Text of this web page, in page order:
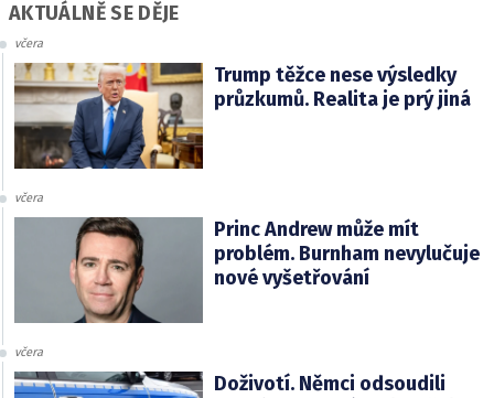
AKTUÁLNĚ SE DĚJE
včera
Trump těžce nese výsledky
průzkumů. Realita je prý jiná
včera
Princ Andrew může mít
problém. Burnham nevylučuje
nové vyšetřování
včera
Doživotí. Němci odsoudili